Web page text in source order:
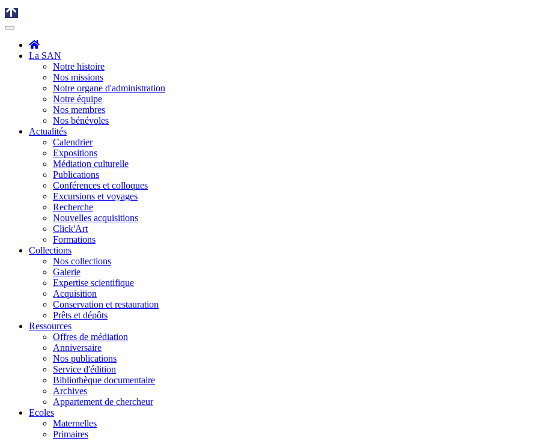
La SAN
Notre histoire
Nos missions
Notre organe d'administration
Notre équipe
Nos membres
Nos bénévoles
Actualités
Calendrier
Expositions
Médiation culturelle
Publications
Conférences et colloques
Excursions et voyages
Recherche
Nouvelles acquisitions
Click'Art
Formations
Collections
Nos collections
Galerie
Expertise scientifique
Acquisition
Conservation et restauration
Prêts et dépôts
Ressources
Offres de médiation
Anniversaire
Nos publications
Service d'édition
Bibliothèque documentaire
Archives
Appartement de chercheur
Ecoles
Maternelles
Primaires